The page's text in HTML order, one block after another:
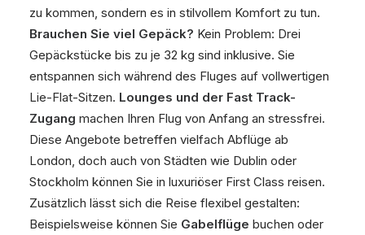
zu kommen, sondern es in stilvollem Komfort zu tun.
Brauchen Sie viel Gepäck? Kein Problem: Drei
Gepäckstücke bis zu je 32 kg sind inklusive. Sie
entspannen sich während des Fluges auf vollwertigen
Lie-Flat-Sitzen. Lounges und der Fast Track-
Zugang machen Ihren Flug von Anfang an stressfrei.
Diese Angebote betreffen vielfach Abflüge ab
London, doch auch von Städten wie Dublin oder
Stockholm können Sie in luxuriöser First Class reisen.
Zusätzlich lässt sich die Reise flexibel gestalten:
Beispielsweise können Sie Gabelflüge buchen oder